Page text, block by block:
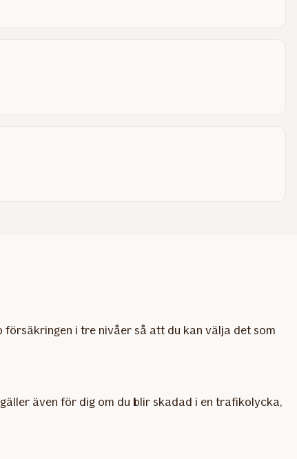
i tre nivåer så att du kan välja det som
även för dig om du blir skadad i en trafikolycka,